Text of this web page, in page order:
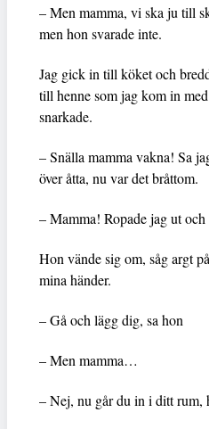
– Men mamma, vi ska ju till
men hon svarade inte.
Jag gick in till köket och
till henne som jag kom in
snarkade.
– Snälla mamma vakna! Sa
över åtta, nu var det bråttom.
– Mamma! Ropade jag ut
Hon vände sig om, såg argt
mina händer.
– Gå och lägg dig, sa hon
– Men mamma…
– Nej, nu går du in i ditt rum,